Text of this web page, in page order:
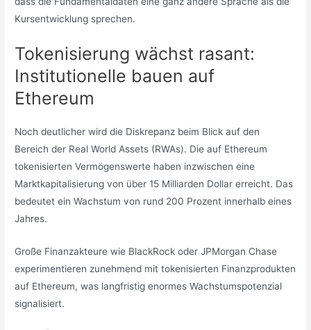
Kursentwicklung sprechen.
Tokenisierung wächst rasant:
Institutionelle bauen auf
Ethereum
Noch deutlicher wird die Diskrepanz beim Blick auf den
Bereich der Real World Assets (RWAs). Die auf Ethereum
tokenisierten Vermögenswerte haben inzwischen eine
Marktkapitalisierung von über 15 Milliarden Dollar erreicht. Das
bedeutet ein Wachstum von rund 200 Prozent innerhalb eines
Jahres.
Große Finanzakteure wie BlackRock oder JPMorgan Chase
experimentieren zunehmend mit tokenisierten Finanzprodukten
auf Ethereum, was langfristig enormes Wachstumspotenzial
signalisiert.